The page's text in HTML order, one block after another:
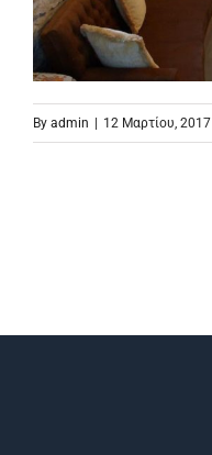
By admin | 12 Μαρτίου, 2017